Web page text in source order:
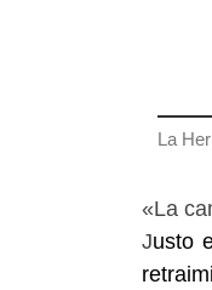
La
«La
Justo